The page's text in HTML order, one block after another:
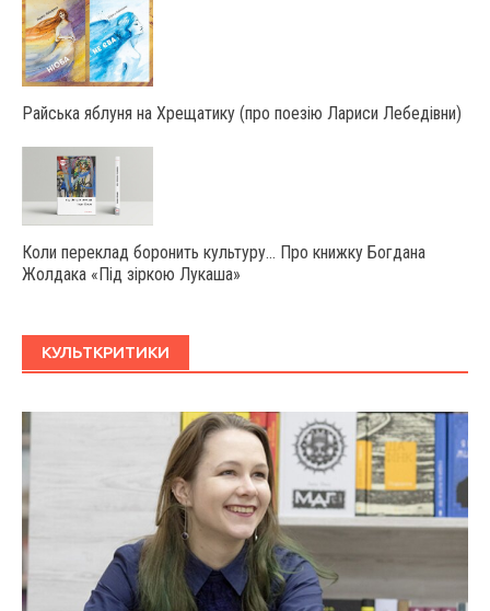
Райська яблуня на Хрещатику (про поезію Лариси Лебедівни)
Коли переклад боронить культуру… Про книжку Богдана
Жолдака «Під зіркою Лукаша»
КУЛЬТКРИТИКИ